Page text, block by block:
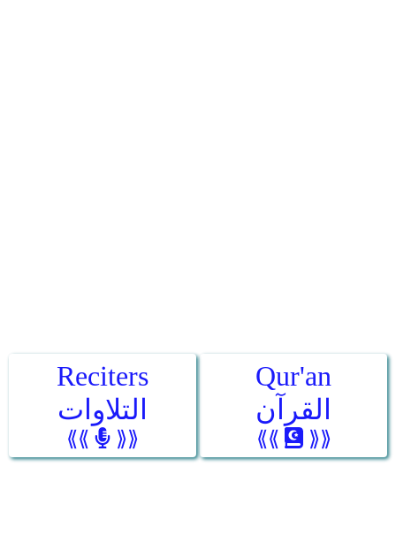
Reciters
التلاوات
⟪⟪ ⟫⟫
Qur'an
القرآن
⟪⟪ ⟫⟫